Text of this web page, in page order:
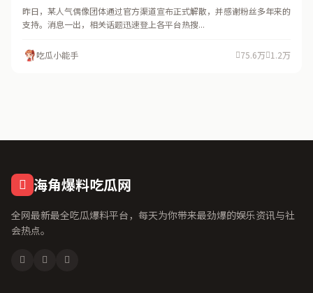
昨日，某人气偶像团体通过官方渠道宣布正式解散，并感谢粉丝多年来的
支持。消息一出，相关话题迅速登上各平台热搜...
吃瓜小能手 75.6万 1.2万
海角爆料吃瓜网
全网最新最全吃瓜爆料平台，每天为你带来最劲爆的娱乐资讯与社
会热点。